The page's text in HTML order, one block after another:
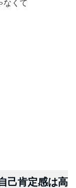
なくて
己肯定感は高